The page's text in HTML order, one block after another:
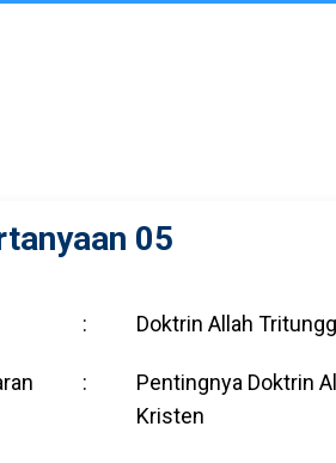
05
: Doktrin Allah
:
Pentingnya Doktrin
Kristen